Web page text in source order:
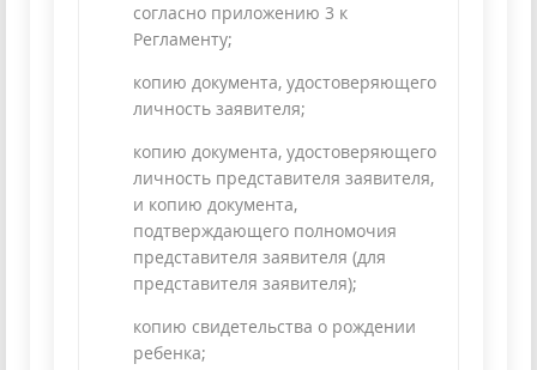
согласно приложению 3 к
Регламенту;
копию документа, удостоверяющего
личность заявителя;
копию документа, удостоверяющего
личность представителя заявителя,
и копию документа,
подтверждающего полномочия
представителя заявителя (для
представителя заявителя);
копию свидетельства о рождении
ребенка;